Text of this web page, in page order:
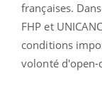
françaises.
FHP et
conditions
volonté d'open-